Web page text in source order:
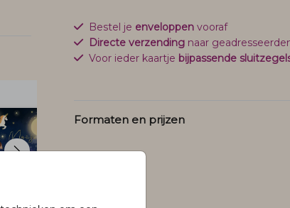
Bestel je enveloppenvooraf
Directe verzendingnaar
Voor ieder kaartje bijpassende
Formaten en prijzen